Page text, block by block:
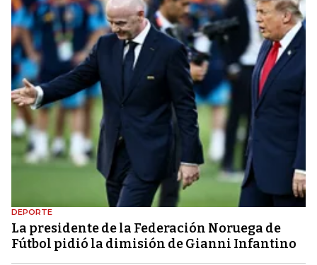
DEPORTE
La presidente de la Federación Noruega de
Fútbol pidió la dimisión de Gianni Infantino